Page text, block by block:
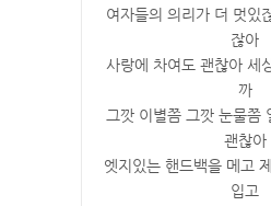
여자들의 의리가 더 멋있
잖아
사랑에 차여도 괜찮아 세
까
그깟 이별쯤 그깟 눈물쯤
괜찮아
엣지있는 핸드백을 메고
입고